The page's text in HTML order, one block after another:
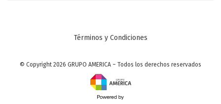
Términos y Condiciones
© Copyright 2026 GRUPO AMERICA – Todos los derechos reservados